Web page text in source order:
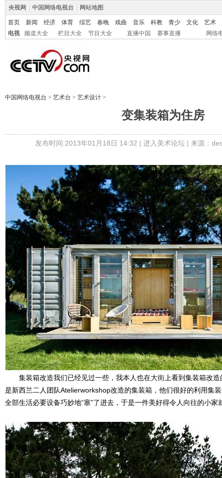
央视网 中国网络电视台 网站地图
首页 新闻 经济 体育 综艺 春晚 戏曲 音乐 科教 青少 文化
艺术
电视
频道大全 栏目大全 节目大全 直播中国 赛事直播 网络
中国网络电视台 > 艺术台 > 艺术设计 >
变集装箱为住房
发布时间:2013年01月18日 14:32 | 进入美术论坛| 来源：
集装箱改造我们已经见过一些，我本人也在大街上看到集装箱改造
是新西兰二人团队Atelierworkshop改造的集装箱，他们很好的利用集
全部生活必要设备巧妙地“塞”了进去，于是一件美好得令人向往的小家